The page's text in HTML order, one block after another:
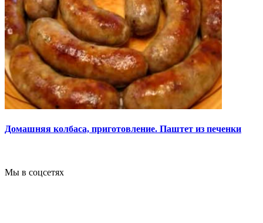
Домашняя колбаса, приготовление. Паштет из печенки
Мы в соцсетях